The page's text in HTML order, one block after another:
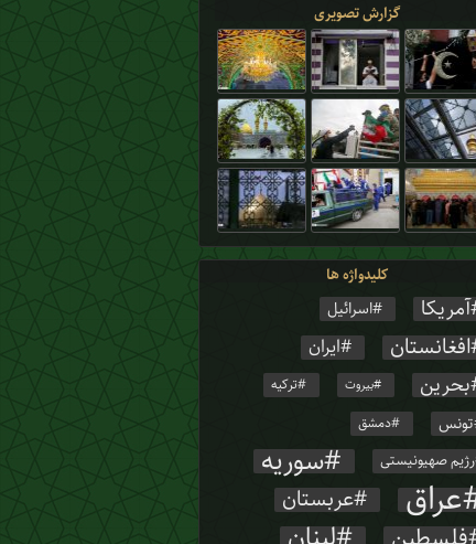
گزارش تصویری
کلیدواژه ها
آمریکا اسرائیل
افغانستان ایران
بحرین بیروت ترکیه
تونس دمشق
رژیم صهیونیستی سوریه
عراق عربستان